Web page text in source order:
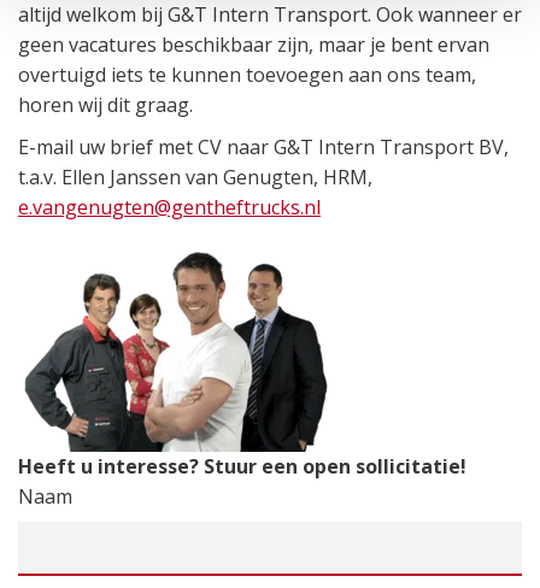
altijd welkom bij G&T Intern Transport. Ook wanneer er
geen vacatures beschikbaar zijn, maar je bent ervan
overtuigd iets te kunnen toevoegen aan ons team,
horen wij dit graag.
E-mail uw brief met CV naar G&T Intern Transport BV,
t.a.v. Ellen Janssen van Genugten, HRM,
e.vangenugten@gentheftrucks.nl
Heeft u interesse? Stuur een open sollicitatie!
Naam